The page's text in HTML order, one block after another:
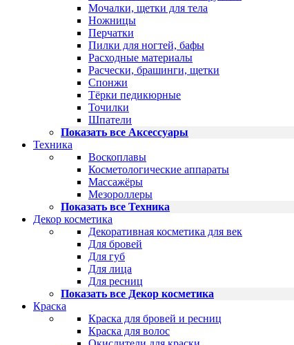
Мочалки, щетки для тела
Ножницы
Перчатки
Пилки для ногтей, бафы
Расходные материалы
Расчески, брашинги, щетки
Спонжи
Тёрки педикюрные
Точилки
Шпатели
Показать все Аксессуары
Техника
Воскоплавы
Косметологические аппараты
Массажёры
Мезороллеры
Показать все Техника
Декор косметика
Декоративная косметика для век
Для бровей
Для губ
Для лица
Для ресниц
Показать все Декор косметика
Краска
Краска для бровей и ресниц
Краска для волос